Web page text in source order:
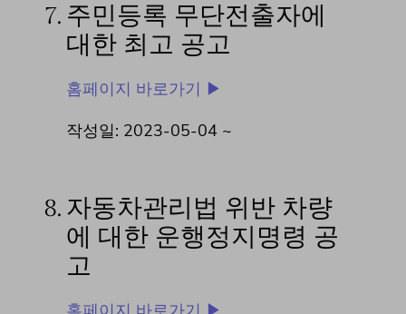
7. 주민등록 무단전출자에
대한 최고 공고
홈페이지 바로가기 ▶
작성일: 2023-05-04 ~
8. 자동차관리법 위반 차량
에 대한 운행정지명령 공
고